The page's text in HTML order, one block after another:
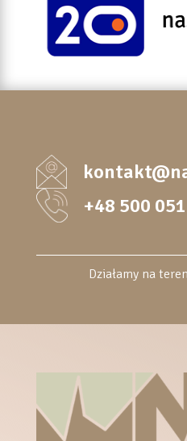
+48 500
Działamy na